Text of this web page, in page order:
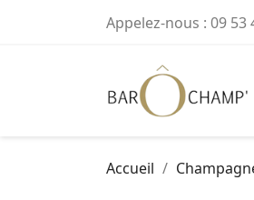
Appelez-nous : 09 53
Accueil